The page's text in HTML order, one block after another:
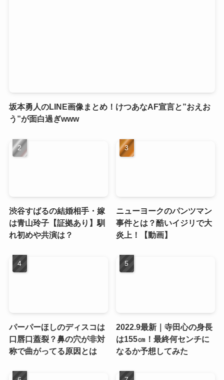
坂本勇人のLINE画像まとめ！けつあなAF宣言と”おえお
う”が面白過ぎwww
渋谷すばるの結婚相手・嫁
は青山玲子【証拠あり】馴
れ初めや共演は？
ニューヨークのパンツマン
事件とは？酷いイジリで大
炎上！【動画】
パーパーほしのディスコは
口唇口蓋裂？鼻の穴が非対
称で曲がってる原因とは
2022.9最新｜寺田心の身長
は155㎝！最終何センチに
なるか予想してみた